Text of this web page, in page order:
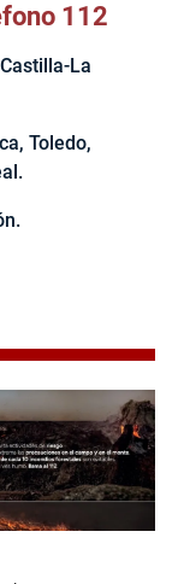
112
La
Toledo,